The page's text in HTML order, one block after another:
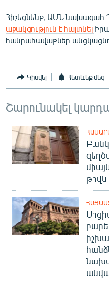
Հիշեցնենք, ԱՄՆ նախագահ
աջակցություն է հայտնել
հանրահավաքներ
Կիսվել Հետևեք մեզ
Շարունակել
թիվն